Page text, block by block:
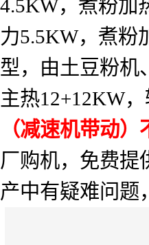
4.5KW，煮粉加
力5.5KW，煮粉
型，由土豆粉机
主热12+12KW
（减速机带动
厂购机，免费提
产中有疑难问题